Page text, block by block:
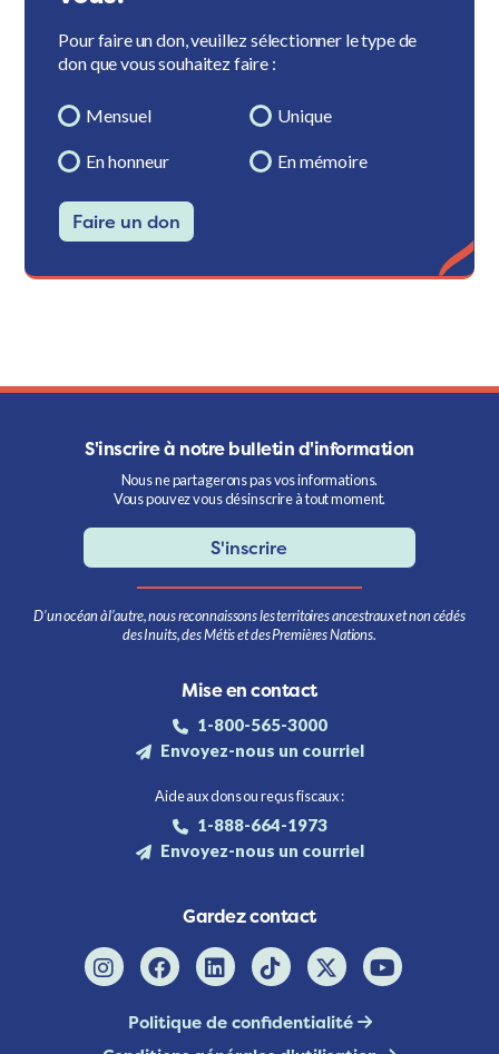
Pour faire un don, veuillez sélectionner le type de
don que vous souhaitez faire :
Mensuel Unique
En honneur En mémoire
Faire un don
S'inscrire à notre bulletin d'information
Nous ne partagerons pas vos informations.
Vous pouvez vous désinscrire à tout moment.
S'inscrire
D’un océan à l’autre, nous reconnaissons les territoires ancestraux et non cédés
des Inuits, des Métis et des Premières Nations.
Mise en contact
1-800-565-3000
Envoyez-nous un courriel
Aide aux dons ou reçus fiscaux :
1-888-664-1973
Envoyez-nous un courriel
Gardez contact
Politique de confidentialité